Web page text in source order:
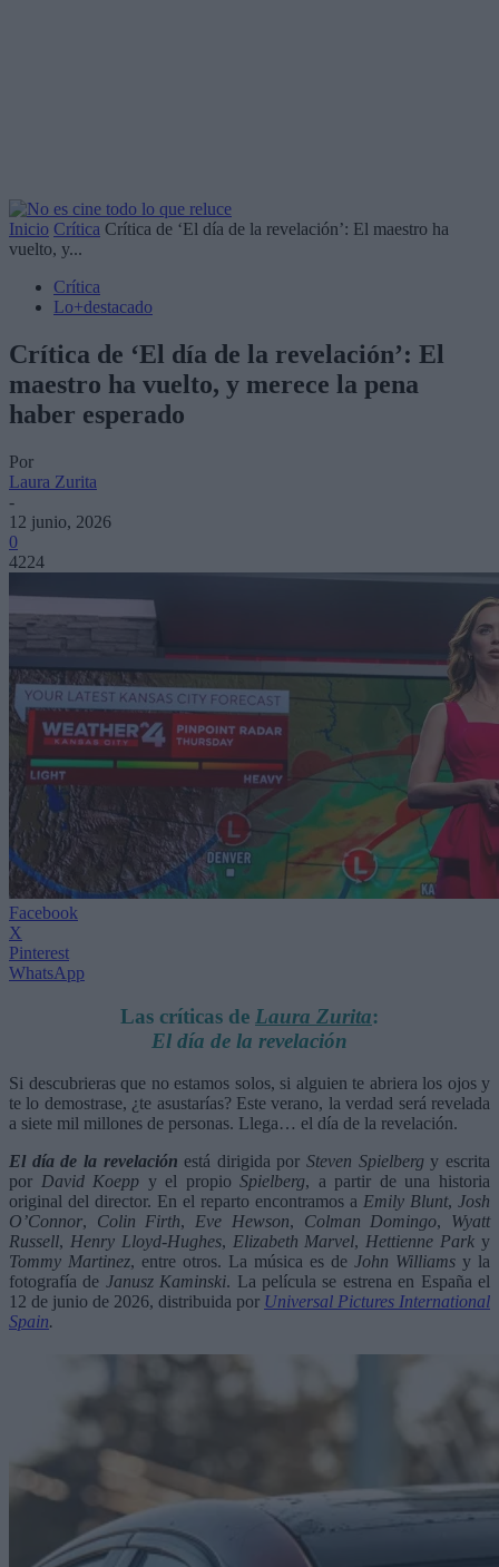
Inicio Crítica Crítica de ‘El día de la revelación’: El maestro ha
vuelto, y...
Crítica
Lo+destacado
Crítica de ‘El día de la revelación’: El
maestro ha vuelto, y merece la pena
haber esperado
Por
Laura Zurita
-
12 junio, 2026
0
4224
Facebook
X
Pinterest
WhatsApp
Las críticas de Laura Zurita:
El día de la revelación
Si descubrieras que no estamos solos, si alguien te abriera los ojos y
te lo demostrase, ¿te asustarías? Este verano, la verdad será revelada
a siete mil millones de personas. Llega… el día de la revelación.
El día de la revelación está dirigida porSteven Spielberg y escrita
por David Koepp y el propioSpielberg, a partir de una historia
original del director. En el reparto encontramos a Emily Blunt, Josh
O’Connor, Colin Firth, Eve Hewson, Colman Domingo, Wyatt
Russell, Henry Lloyd-Hughes, Elizabeth Marvel, Hettienne Park y
Tommy Martinez, entre otros. La música es de John Williams y la
fotografía de Janusz Kaminski. La película se estrena en España el
12 de junio de 2026, distribuida por Universal Pictures International
Spain.